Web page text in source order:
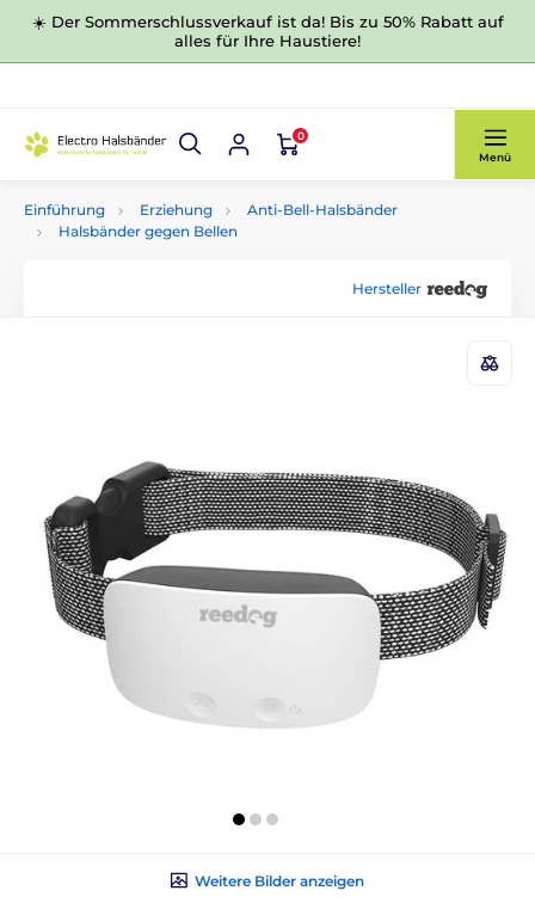
☀️ Der Sommerschlussverkauf ist da! Bis zu 50% Rabatt auf
alles für Ihre Haustiere!
0
Menü
Einführung Erziehung
Anti-Bell-Halsbänder
Halsbänder gegen Bellen
Hersteller
Weitere Bilder anzeigen